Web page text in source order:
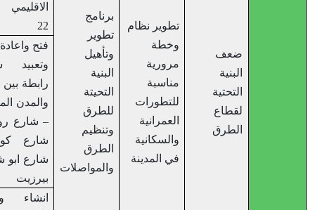
تطوير نظام
للتطورات
العمرانية
والسكانية
في المدينة
تطوير
وتنظيم
الطرق
والمواصلات
الاقليمي شارع
فتح واعادة تأهيل
وتعبيد شوارع
رابطة بين القرى
والمدن المجاورة
– شارع روابي –
شارع كوبر –
شارع ابو شخيدم
انشاء وصيانة